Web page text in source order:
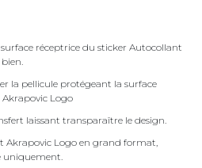
réceptrice du sticker Autocollant
la pellicule protégeant la surface
Logo
laissant transparaître le design.
Akrapovic Logo en grand format,